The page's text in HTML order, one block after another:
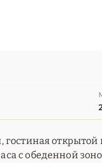
гостиная
с обеденной